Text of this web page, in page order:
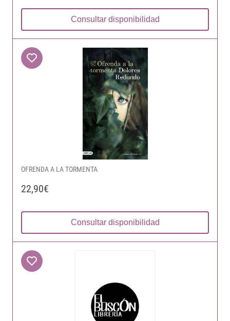
Consultar disponibilidad
OFRENDA A LA TORMENTA
22,90€
Consultar disponibilidad